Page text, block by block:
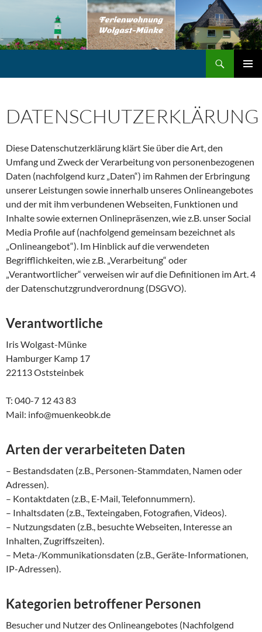
DATENSCHUTZERKLÄRUNG
Diese Datenschutzerklärung klärt Sie über die Art, den
Umfang und Zweck der Verarbeitung von personenbezogenen
Daten (nachfolgend kurz „Daten“) im Rahmen der Erbringung
unserer Leistungen sowie innerhalb unseres Onlineangebotes
und der mit ihm verbundenen Webseiten, Funktionen und
Inhalte sowie externen Onlinepräsenzen, wie z.B. unser Social
Media Profile auf (nachfolgend gemeinsam bezeichnet als
„Onlineangebot“). Im Hinblick auf die verwendeten
Begrifflichkeiten, wie z.B. „Verarbeitung“ oder
„Verantwortlicher“ verweisen wir auf die Definitionen im Art. 4
der Datenschutzgrundverordnung (DSGVO).
Verantwortliche
Iris Wolgast-Münke
Hamburger Kamp 17
22113 Oststeinbek
T: 040-7 12 43 83
Mail: info@muenkeobk.de
Arten der verarbeiteten Daten
– Bestandsdaten (z.B., Personen-Stammdaten, Namen oder
Adressen).
– Kontaktdaten (z.B., E-Mail, Telefonnummern).
– Inhaltsdaten (z.B., Texteingaben, Fotografien, Videos).
– Nutzungsdaten (z.B., besuchte Webseiten, Interesse an
Inhalten, Zugriffszeiten).
– Meta-/Kommunikationsdaten (z.B., Geräte-Informationen,
IP-Adressen).
Kategorien betroffener Personen
Besucher und Nutzer des Onlineangebotes (Nachfolgend